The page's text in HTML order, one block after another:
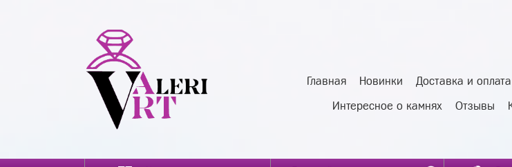
Главная Новинки Доставка и оплата
Интересное о камнях Отзывы